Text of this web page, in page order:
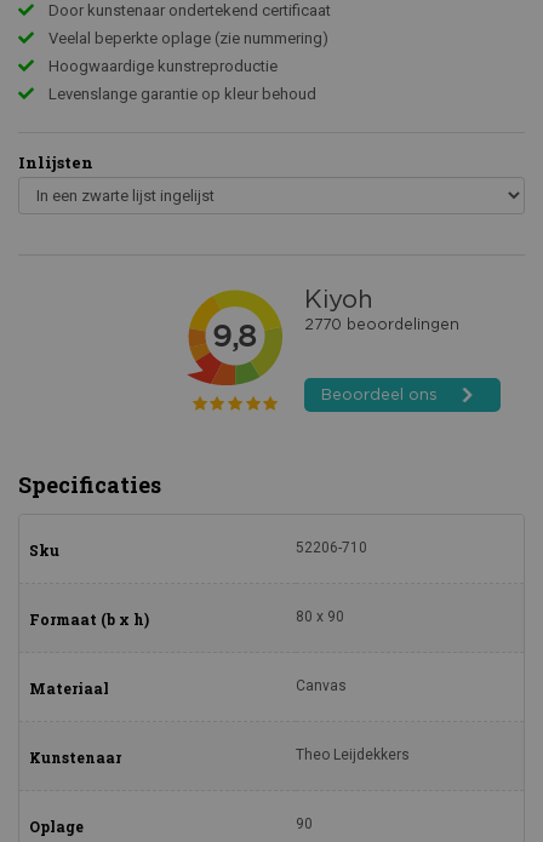
Door kunstenaar ondertekend certificaat
Veelal beperkte oplage (zie nummering)
Hoogwaardige kunstreproductie
Levenslange garantie op kleur behoud
Inlijsten
Specificaties
Sku 52206-710
Formaat (b x h) 80 x 90
Materiaal Canvas
Kunstenaar Theo Leijdekkers
Oplage 90